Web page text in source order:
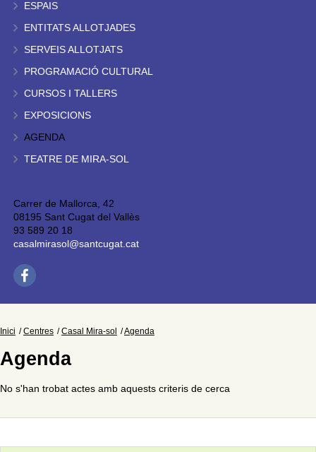
ESPAIS
ENTITATS ALLOTJADES
SERVEIS ALLOTJATS
PROGRAMACIÓ CULTURAL
CURSOS I TALLERS
EXPOSICIONS
AGENDA
TEATRE DE MIRA-SOL
Carrer de Mallorca, 42
08195 Sant Cugat del Vallès
93 589 20 18
casalmirasol@santcugat.cat
Inici Centres Casal Mira-sol Agenda
Agenda
No s'han trobat actes amb aquests criteris de cerca